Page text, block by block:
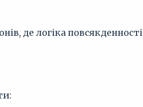
де логіка повсякденності